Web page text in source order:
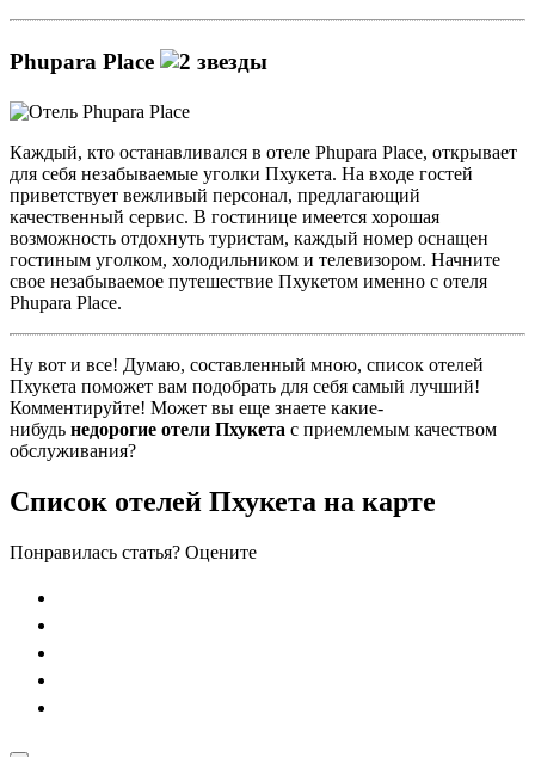
Phupara Place
Каждый, кто останавливался в отеле Phupara Place, открывает
для себя незабываемые уголки Пхукета. На входе гостей
приветствует вежливый персонал, предлагающий
качественный сервис. В гостинице имеется хорошая
возможность отдохнуть туристам, каждый номер оснащен
гостиным уголком, холодильником и телевизором. Начните
свое незабываемое путешествие Пхукетом именно с отеля
Phupara Place.
Ну вот и все! Думаю, составленный мною, список отелей
Пхукета поможет вам подобрать для себя самый лучший!
Комментируйте! Может вы еще знаете какие-
нибудь недорогие отели Пхукета с приемлемым качеством
обслуживания?
Список отелей Пхукета на карте
Понравилась статья? Оцените